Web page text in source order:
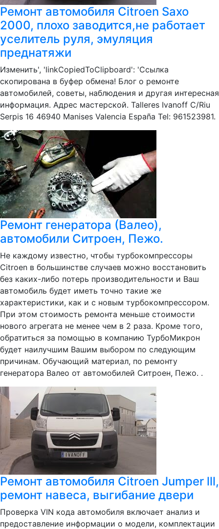
Ремонт автомобиля Citroen Saxo
2000, плохо заводится,не работает
уселитель руля, эмуляция
преднатяжи
Изменить', 'linkCopiedToClipboard': 'Ссылка
скопирована в буфер обмена! Блог о ремонте
автомобилей, советы, наблюдения и другая интересная
информация. Адрес мастерской. Talleres Ivanoff C/Riu
Serpis 16 46940 Manises Valencia España Tel: 961523981.
Ремонт генератора (Валео),
автомобили Ситроен, Пежо.
Не каждому известно, чтобы турбокомпрессоры
Citroen в большинстве случаев можно восстановить
без каких-либо потерь производительности и Ваш
автомобиль будет иметь точно такие же
характеристики, как и с новым турбокомпрессором.
При этом стоимость ремонта меньше стоимости
нового агрегата не менее чем в 2 раза. Кроме того,
обратиться за помощью в компанию ТурбоМикрон
будет наилучшим Вашим выбором по следующим
причинам. Обучающий материал, по ремонту
генератора Валео от автомобилей Ситроен, Пежо. .
Ремонт автомобиля Citroen Jumper lll,
ремонт навеса, выгибание двери
Проверка VIN кода автомобиля включает анализ и
предоставление информации о модели, комплектации